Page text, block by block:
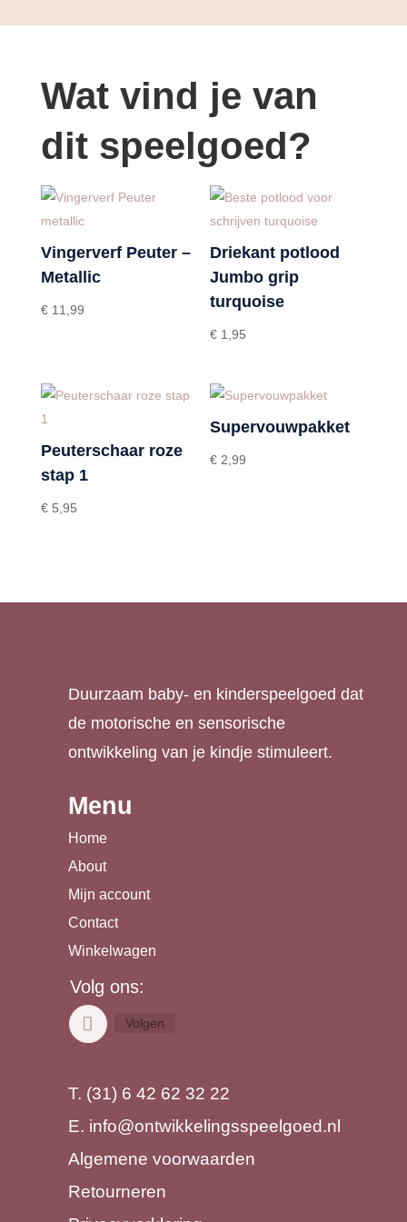
Wat vind je van
dit speelgoed?
Vingerverf Peuter –
Metallic
€11,99
Driekant potlood
Jumbo grip
turquoise
€ 1,95
Peuterschaar roze
stap 1
€5,95
Supervouwpakket
€ 2,99
Duurzaam baby- en kinderspeelgoed dat
de motorische en sensorische
ontwikkeling van je kindje stimuleert.
Menu
Home
About
Mijn account
Contact
Winkelwagen
Volg ons:
Volgen
T. (31) 6 42 62 32 22
E. info@ontwikkelingsspeelgoed.nl
Algemene voorwaarden
Retourneren